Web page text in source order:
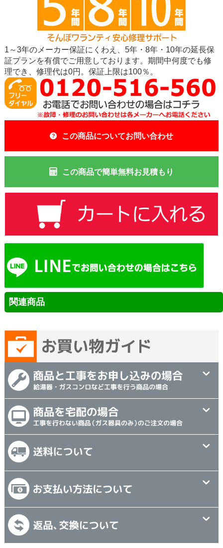
1～3年のメーカー保証にくわえ、5年・8年・10年の延長保
証プランを有償でご用意しております。期間中何度でも修
理でき、修理代は0円。保証上限は100％。
この商品についてお問い合わせ
この商品で簡単無料お見積もり
関連商品